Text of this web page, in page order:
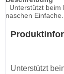
Unterstützt beim
naschen Einfache...
Unterstützt